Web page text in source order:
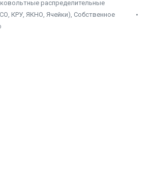
распределительные
КРУ, ЯКНО, Ячейки), Собственное